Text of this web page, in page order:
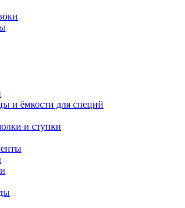
и ёмкости для специй
и ступки